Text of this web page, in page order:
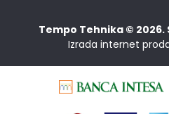
Tempo Tehnika ©
Izrada internet